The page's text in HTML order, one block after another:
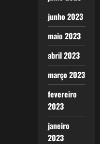
junho 2023
maio 2023
abril 2023
março 2023
fevereiro
2023
janeiro
2023